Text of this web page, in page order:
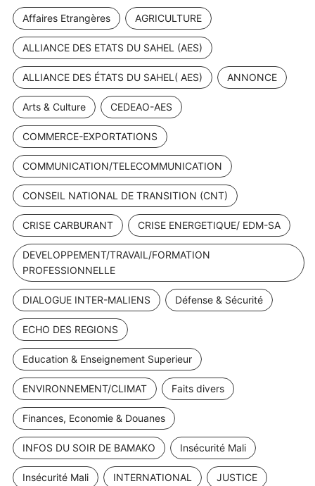
Affaires Etrangères AGRICULTURE
ALLIANCE DES ETATS DU SAHEL (AES)
ALLIANCE DES ÉTATS DU SAHEL( AES) ANNONCE
Arts & Culture CEDEAO-AES
COMMERCE-EXPORTATIONS
COMMUNICATION/TELECOMMUNICATION
CONSEIL NATIONAL DE TRANSITION (CNT)
CRISE CARBURANT CRISE ENERGETIQUE/ EDM-SA
DEVELOPPEMENT/TRAVAIL/FORMATION
PROFESSIONNELLE
DIALOGUE INTER-MALIENS Défense & Sécurité
ECHO DES REGIONS
Education & Enseignement Superieur
ENVIRONNEMENT/CLIMAT Faits divers
Finances, Economie & Douanes
INFOS DU SOIR DE BAMAKO Insécurité Mali
Insécurité Mali INTERNATIONAL JUSTICE